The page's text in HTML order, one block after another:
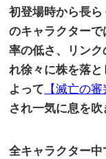
初登場時から長
のキャラクター
率の低さ、リン
れ徐々に株を落
よって 【滅亡の
され一気に息を吹
全キャラクター